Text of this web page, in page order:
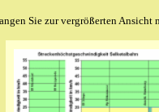
Sie zur vergrößerten